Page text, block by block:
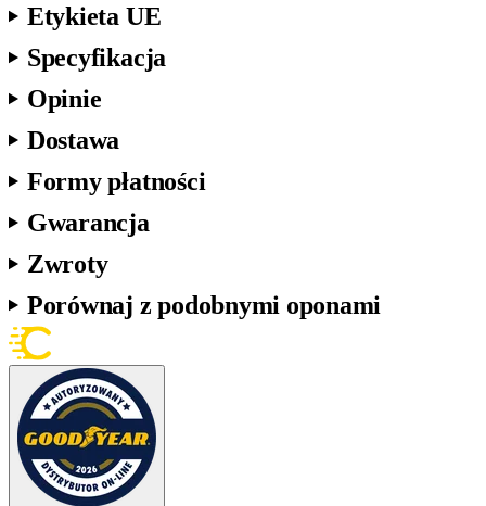
Etykieta UE
Specyfikacja
Opinie
Dostawa
Formy płatności
Gwarancja
Zwroty
Porównaj z podobnymi oponami